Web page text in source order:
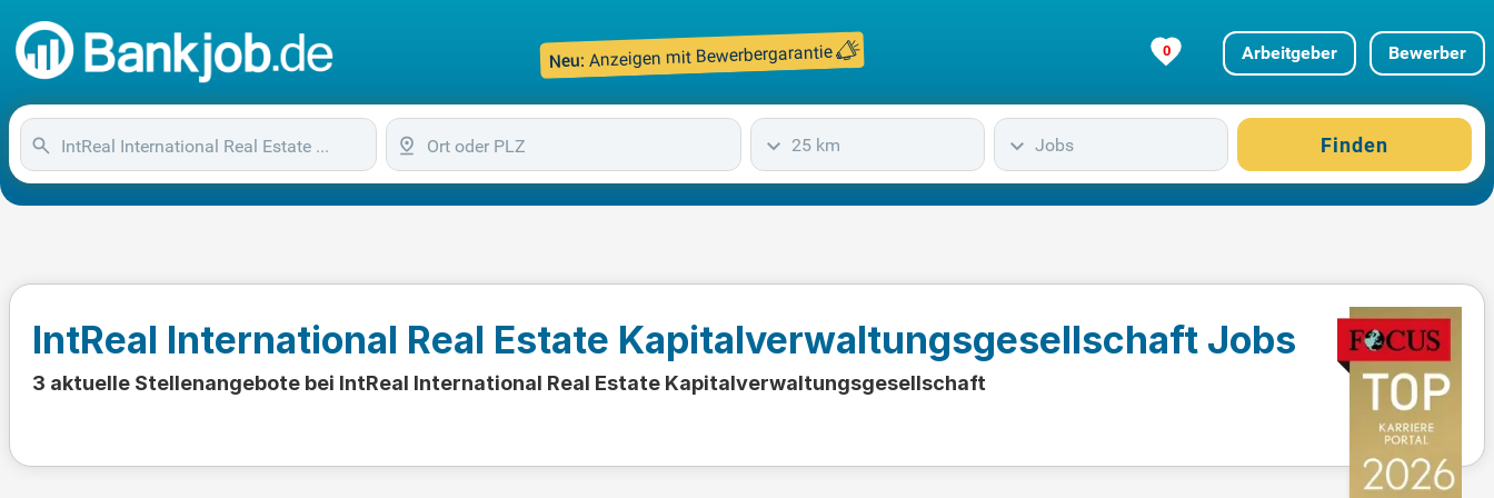
Neu: Anzeigen mit Bewerbergarantie 0 Arbeitgeber Bewerber
25 km Jobs Finden
IntReal International Real Estate Kapitalverwaltungsgesellschaft Jobs
3 aktuelle Stellenangebote bei IntReal International Real Estate Kapitalverwaltungsgesellschaft